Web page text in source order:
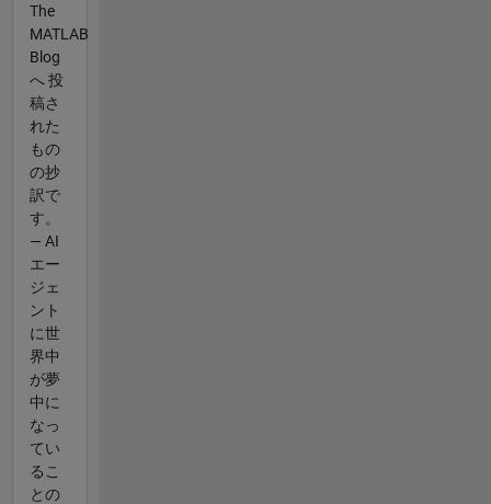
The
MATLAB
Blog
へ 投
稿さ
れた
もの
の抄
訳で
す。
— AI
エー
ジェ
ント
に世
界中
が夢
中に
なっ
てい
るこ
との